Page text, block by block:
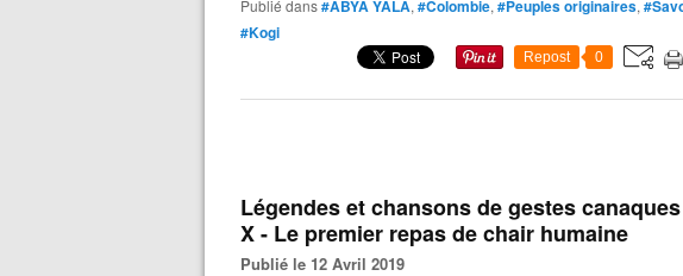
Publié dans#ABYA YALA, #Colombie, #Peuples originaires,
#Kogi
Repost 0
Légendes et chansons de gestes
X - Le premier repas de chair humaine
Publié le 12 Avril 2019